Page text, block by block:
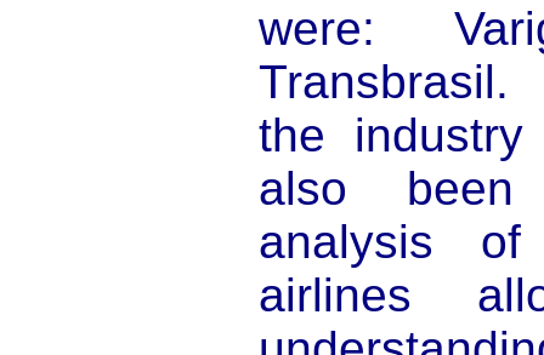
were:
the
also been
analysis
airlines